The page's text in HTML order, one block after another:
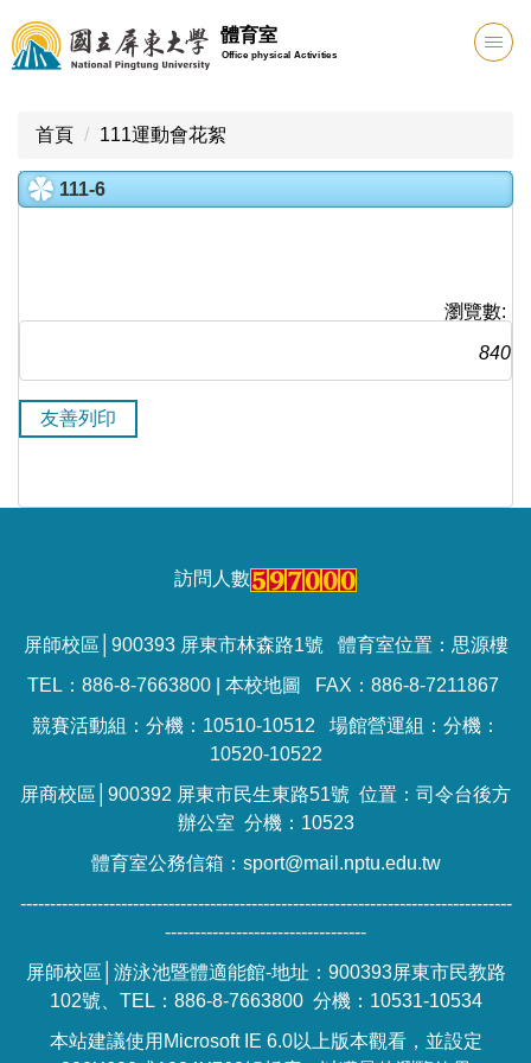
跳
到
主
區
體育室
Office physical Activities
首頁 111運動會花絮
111-6
瀏覽數:
840
友善列印
訪問人數
屏師校區│900393 屏東市林森路1號 體育室位置：思源樓
TEL：886-8-7663800 | 本校地圖
FAX：886-8-7211867
競賽活動組：分機：10510-10512 場館營運組：分機：
10520-10522
屏商校區│900392 屏東市民生東路51號 位置：司令台後方
辦公室 分機：10523
體育室公務信箱：sport@mail.nptu.edu.tw
-----------------------------------------------------------------------------------
----------------------------------
屏師校區│游泳池暨體適能館-地址：900393屏東市民教路
102號、TEL：886-8-7663800 分機：10531-10534
本站建議使用Microsoft IE 6.0以上版本觀看，並設定